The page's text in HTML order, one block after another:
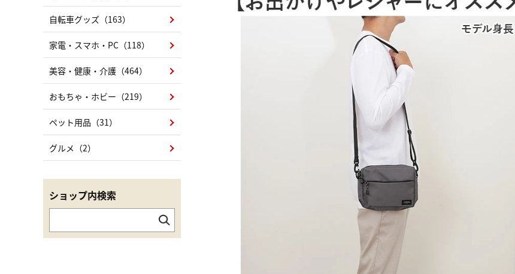
自転車グッズ（163）
家電・スマホ・PC（118）
美容・健康・介護（464）
おもちゃ・ホビー（219）
ペット用品（31）
グルメ（2）
ショップ内検索